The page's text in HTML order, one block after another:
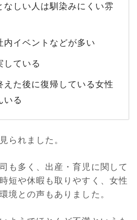
なしい人は馴染みにくい雰
内イベントなどが多い
している
えた後に復帰している女性
いる
られました。
も多く、出産・育児に関して
短や休暇も取りやすく、女性
境との声もありました。